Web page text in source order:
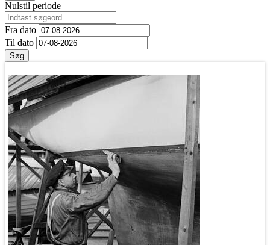
Nulstil periode
Fra dato
Til dato
Søg